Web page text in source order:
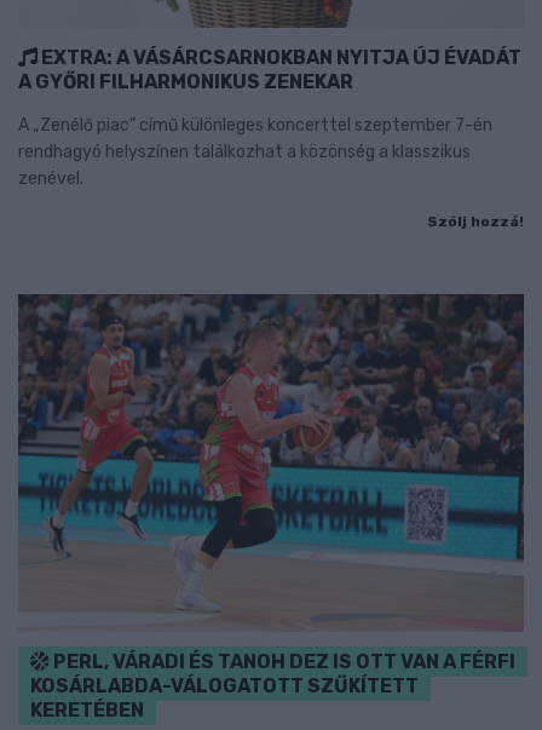
EXTRA: A VÁSÁRCSARNOKBAN NYITJA ÚJ ÉVADÁT
A GYŐRI FILHARMONIKUS ZENEKAR
A „Zenélő piac” című különleges koncerttel szeptember 7-én
rendhagyó helyszínen találkozhat a közönség a klasszikus
zenével.
Szólj hozzá!
PERL, VÁRADI ÉS TANOH DEZ IS OTT VAN A FÉRFI
KOSÁRLABDA-VÁLOGATOTT SZŰKÍTETT
KERETÉBEN